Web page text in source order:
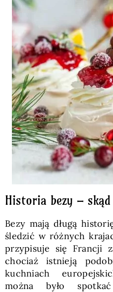
Historia bezy –
Bezy mają długą
śledzić w różnych
przypisuje się Francji
chociaż istnieją
kuchniach
można było